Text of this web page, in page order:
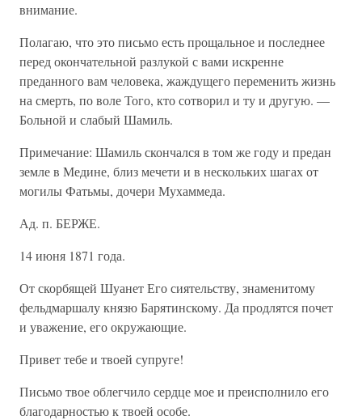
внимание.
Полагаю, что это письмо есть прощальное и последнее
перед окончательной разлукой с вами искренне
преданного вам человека, жаждущего переменить жизнь
на смерть, по воле Того, кто сотворил и ту и другую. —
Больной и слабый Шамиль.
Примечание: Шамиль скончался в том же году и предан
земле в Медине, близ мечети и в нескольких шагах от
могилы Фатьмы, дочери Мухаммеда.
Ад. п. БЕРЖЕ.
14 июня 1871 года.
От скорбящей Шуанет Его сиятельству, знаменитому
фельдмаршалу князю Барятинскому. Да продлятся почет
и уважение, его окружающие.
Привет тебе и твоей супруге!
Письмо твое облегчило сердце мое и преисполнило его
благодарностью к твоей особе.